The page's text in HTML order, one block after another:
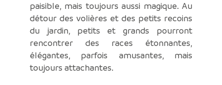
paisible, mais toujours aussi magique. Au
détour des volières et des petits recoins
du jardin, petits et grands pourront
rencontrer des races étonnantes,
élégantes, parfois amusantes, mais
toujours attachantes.